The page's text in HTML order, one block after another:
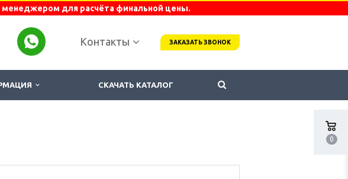
0
для расчёта финальной цены.
Контакты ЗАКАЗАТЬ ЗВОНОК
СКАЧАТЬ КАТАЛОГ